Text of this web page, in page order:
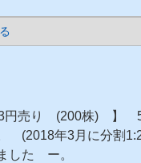
円売り (200株) 】
。 (2018年3月に分割
した ー。